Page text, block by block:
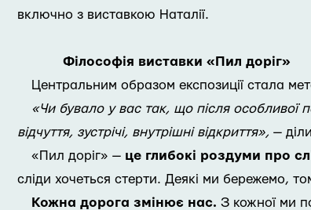
включно з виставкою Наталії.
Філософія виставки «Пил доріг»
Центральним образом експозиції стала
«Чи бувало у вас так, що після особливої
відчуття, зустрічі, внутрішні відкриття», —
«Пил доріг» — це глибокі роздуми про
сліди хочеться стерти. Деякі ми бережемо,
Кожна дорога змінює нас. З кожної ми